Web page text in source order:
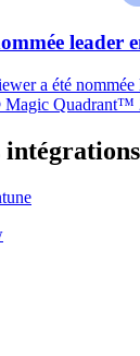
leader
a été nommée
Quadrant™